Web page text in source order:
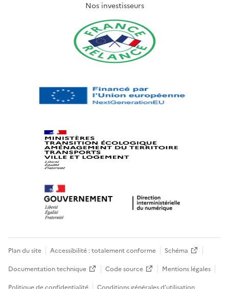
Nos investisseurs
Plan du site Accessibilité : totalement conforme
Schéma
Documentation technique
Code source
Mentions légales